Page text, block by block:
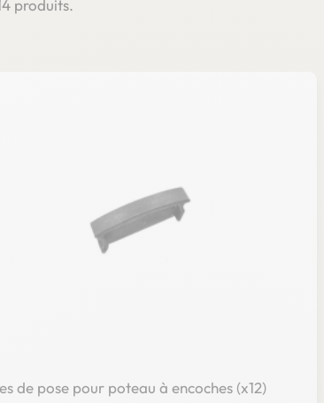
produits.
de pose pour poteau à encoches (x12)